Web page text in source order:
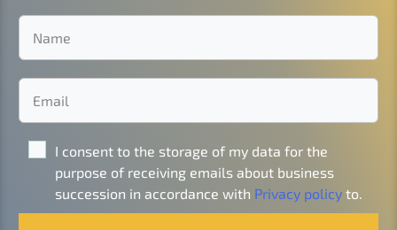
I consent to the storage of my data for the
purpo­se of recei­ving emails about business
succes­si­on in accordance with Priva­cy policy to.